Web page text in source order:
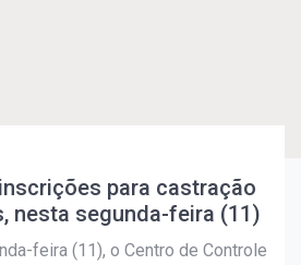
para castração
nesta segunda-feira (11)
feira (11), o Centro de Controle